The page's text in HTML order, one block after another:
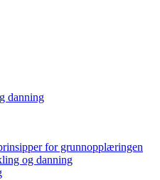
danning
for grunnopplæringen
og danning